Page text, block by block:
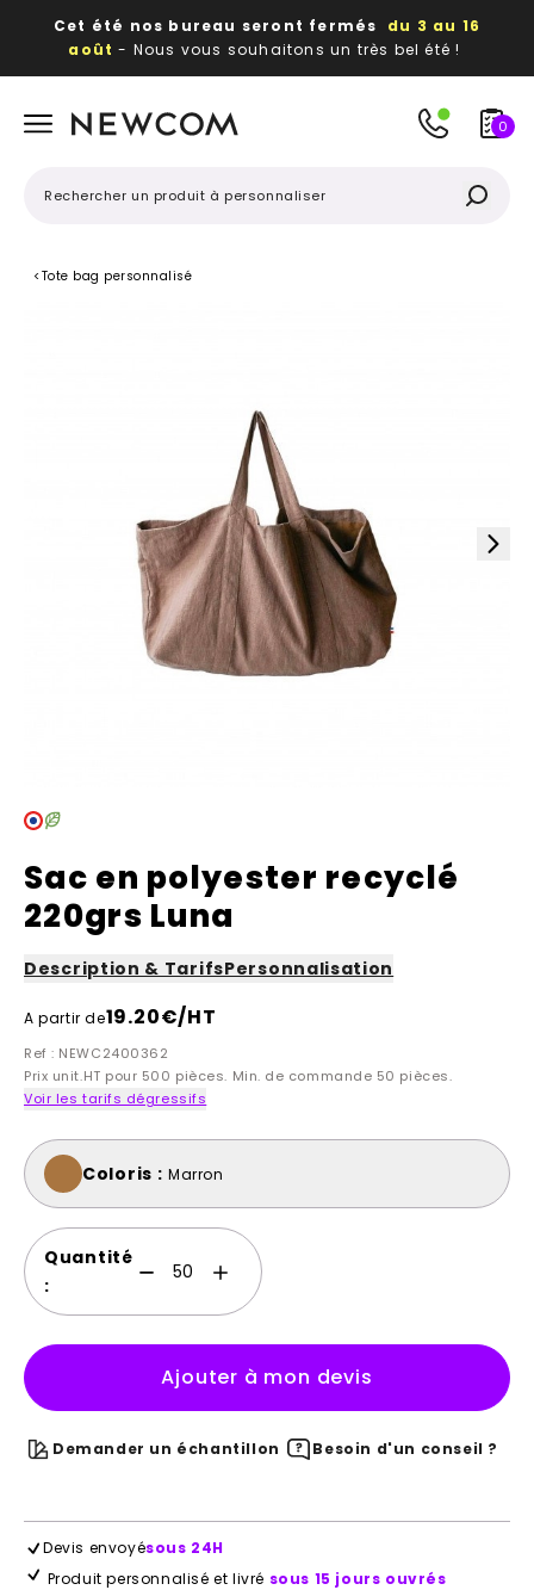
Cet été nos bureau seront fermés du 3 au 16
août - Nous vous souhaitons un très bel été !
publicitaires
0
< Tote bag personnalisé
Sac en polyester recyclé
220grs Luna
Description & TarifsPersonnalisation
A partir de19.20€/HT
Ref : NEWC2400362
Prix unit.HT pour 500 pièces. Min. de commande 50 pièces.
Voir les tarifs dégressifs
Coloris : Marron
Quantité
:
Ajouter à mon devis
Demander un échantillon Besoin d'un conseil ?
Devis envoyésous 24H
Produit personnalisé et livré sous 15 jours ouvrés